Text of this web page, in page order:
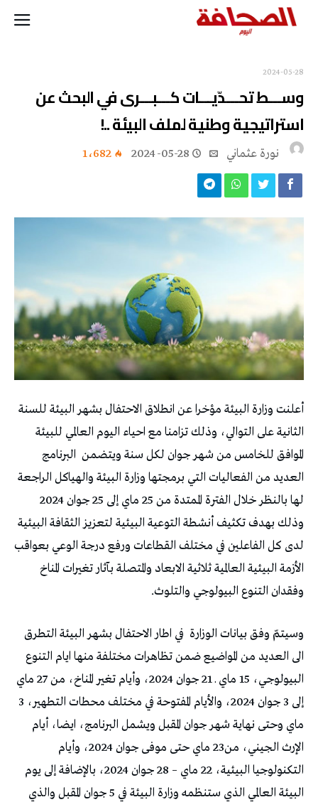
2024-05-28
وســـط تحـــدّيـــات كـــبـــرى في البحث عن
استراتيجية وطنية لملف البيئة ..!
نورة‭ ‬عثماني‭ 2024-05-28 1٬682
أعلنت وزارة البيئة مؤخرا عن انطلاق الاحتفال بشهر البيئة للسنة
الثانية على التوالي، وذلك تزامنا مع احياء اليوم العالمي للبيئة
الموافق للخامس من شهر جوان لكل سنة ويتضمن البرنامج
العديد من الفعاليات التي برمجتها وزارة البيئة والهياكل الراجعة
لها بالنظر خلال الفترة الممتدة من 25 ماي إلى 25 جوان 2024
وذلك بهدف تكثيف أنشطة التوعية البيئية لتعزيز الثقافة البيئية
لدى كل الفاعلين في مختلف القطاعات ورفع درجة الوعي بعواقب
الأزمة البيئية العالمية ثلاثية الابعاد والمتصلة بآثار تغيرات المناخ
وفقدان التنوع البيولوجي والتلوث.
وسيتمّ وفق بيانات الوزارة في اطار الاحتفال بشهر البيئة التطرق
الى العديد من المواضيع ضمن تظاهرات مختلفة منها ايام التنوع
البيولوجي، 15 ماي ـ 21 جوان 2024، وأيام تغير المناخ، من 27 ماي
إلى 3 جوان 2024، والأيام المفتوحة في مختلف محطات التطهير، 3
ماي وحتى نهاية شهر جوان المقبل ويشمل البرنامج، ايضا، أيام
الإرث الجيني، من23 ماي حتى موفى جوان 2024، وأيام
التكنولوجيا البيئية، 22 ماي – 28 جوان 2024، بالإضافة إلى يوم
البيئة العالمي الذي ستنظمه وزارة البيئة في 5 جوان المقبل والذي